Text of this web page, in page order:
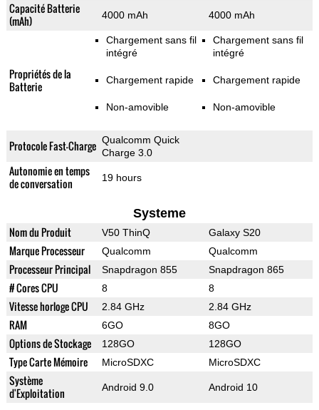
Capacité Batterie
(mAh)
4000 mAh 4000 mAh
Propriétés de la
Batterie
Chargement sans fil
intégré
Chargement rapide
Non-amovible
Chargement sans fil
intégré
Chargement rapide
Non-amovible
Protocole Fast-Charge Qualcomm Quick
Charge 3.0
Autonomie en temps
de conversation
19 hours
Systeme
Nom du Produit V50 ThinQ Galaxy S20
Marque Processeur Qualcomm Qualcomm
Processeur Principal Snapdragon 855 Snapdragon 865
# Cores CPU 8 8
Vitesse horloge CPU 2.84 GHz 2.84 GHz
RAM 6GO 8GO
Options de Stockage 128GO 128GO
Type Carte Mémoire MicroSDXC MicroSDXC
Système
d'Exploitation
Android 9.0 Android 10